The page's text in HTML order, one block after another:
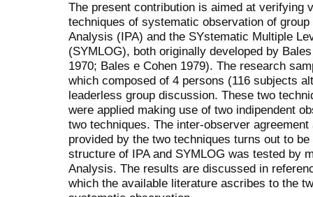
The present contribution is aimed at verifying
techniques of systematic observation of
Analysis (IPA) and the SYstematic Multiple
(SYMLOG), both originally developed by
1970; Bales e Cohen 1979). The research
which composed of 4 persons (116 subjects
leaderless group discussion. These two
were applied making use of two indipendent
two techniques. The inter-observer
provided by the two techniques turns out to
structure of IPA and SYMLOG was tested by
Analysis. The results are discussed in
which the available literature ascribes to the